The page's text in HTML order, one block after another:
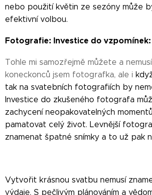
nebo použití květin ze sezóny může
efektivní volbou.
Fotografie: Investice do vzpomínek:
Tohle mi samozřejmě můžete a
koneckonců jsem fotografka, ale i
tak na svatebních fotografiích by
Investice do zkušeného fotografa
zachycení neopakovatelných
pamatovat celý život. Levnější
znamenat špatné snímky a to už pak
Vytvořit krásnou svatbu nemusí
výdaje. S pečlivým plánováním a